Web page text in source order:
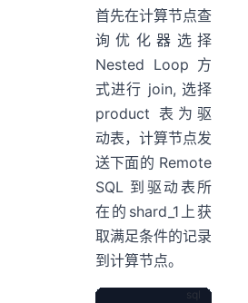
首先在计算节点查
询优化器选择
Nested Loop 方
式进行 join, 选择
product 表为驱
动表，计算节点发
送下面的 Remote
SQL 到驱动表所
在的shard_1上获
取满足条件的记录
到计算节点。